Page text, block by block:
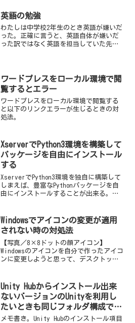
英語の勉強
わたしは中学校2年生のとき英語が嫌いだ
った。正確に言うと、英語自体が嫌いだ
った訳ではなく英語を担当していた先生
りのように先生と生徒が...
ワードプレスをローカル環境で閲
覧するとエラー
ワードプレスをローカル環境で閲覧する
と以下のリンクエラーが生じるときの対
処法。
XserverでPython3環境を構築して
パッケージを自由にインストール
する
XserverでPython3環境を独自に構築して
しまえば、豊富なPythonパッケージを自
由にインストールすることが出来る。さ
ことも出来るようになる。以下は...
Windowsでアイコンの変更が適用
されない時の対処法
【写真／8×8ドットの顔アイコン】
Windowsのアイコンを自分で作ったアイコ
ンに変更しようと思って、デスクトップ
後、やっぱり別のアイコンにしようと思
い再度アイコンの変更...
Unity Hubからインストール出来
ないバージョンのUnityを利用し
たいときも同じフォルダ構成でイ
ンストールしたい場合のメモ書き
メモ書き。Unity Hubのインストール項目